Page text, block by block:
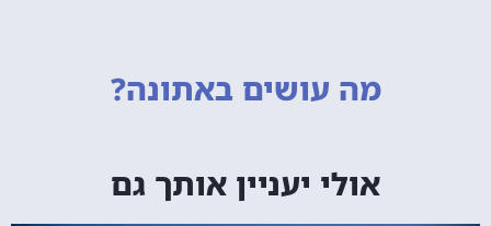
מה עושים באתונה?
אולי יעניין אותך גם